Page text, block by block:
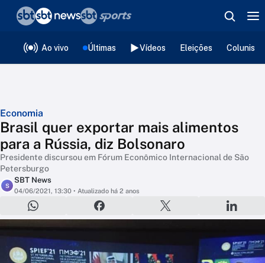
Ao vivo Últimas Vídeos Eleições
Economia
Brasil quer exportar mais alimentos
para a Rússia, diz Bolsonaro
Presidente discursou em Fórum Econômico Internacional de São
Petersburgo
S
SBT News
04/06/2021, 13:30 • Atualizado há 2 anos
❮voltar
Editorias